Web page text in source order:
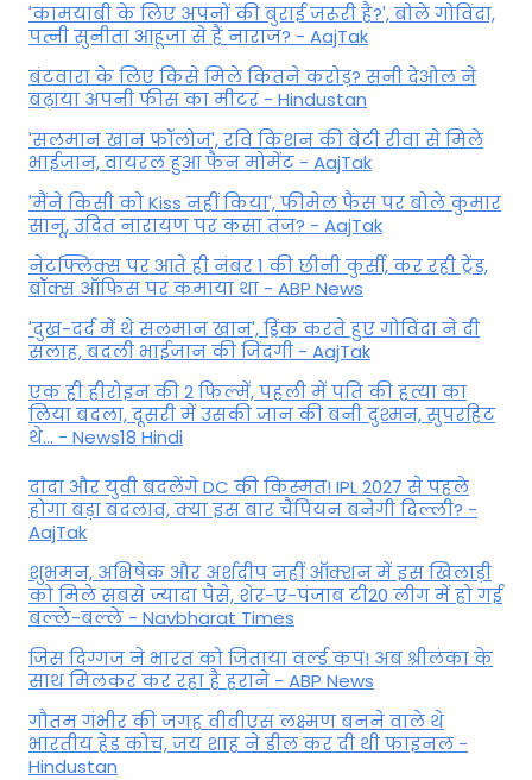
'कामयाबी के लिए अपनों की बुराई जरूरी है?', बोले गोविंदा,
पत्नी सुनीता आहूजा से हैं नाराज? - AajTak
बंटवारा के लिए किसे मिले कितने करोड़? सनी देओल ने
बढ़ाया अपनी फीस का मीटर - Hindustan
'सलमान खान फॉलोज', रवि किशन की बेटी रीवा से मिले
भाईजान, वायरल हुआ फैन मोमेंट - AajTak
'मैंने किसी को Kiss नहीं किया', फीमेल फैंस पर बोले कुमार
सानू, उदित नारायण पर कसा तंज? - AajTak
नेटफ्लिक्स पर आते ही नंबर 1 की छीनी कुर्सी, कर रही ट्रेंड,
बॉक्स ऑफिस पर कमाया था - ABP News
'दुख-दर्द में थे सलमान खान', ड्रिंक करते हुए गोविंदा ने दी
सलाह, बदली भाईजान की जिंदगी - AajTak
एक ही हीरोइन की 2 फिल्में, पहली में पति की हत्या का
लिया बदला, दूसरी में उसकी जान की बनी दुश्मन, सुपरहिट
थे... - News18 Hindi
दादा और युवी बदलेंगे DC की किस्मत! IPL 2027 से पहले
होगा बड़ा बदलाव, क्या इस बार चैंपियन बनेगी दिल्ली? -
AajTak
शुभमन, अभिषेक और अर्शदीप नहीं ऑक्शन में इस खिलाड़ी
को मिले सबसे ज्यादा पैसे, शेर-ए-पंजाब टी20 लीग में हो गई
बल्ले-बल्ले - Navbharat Times
जिस दिग्गज ने भारत को जिताया वर्ल्ड कप! अब श्रीलंका के
साथ मिलकर कर रहा है हराने - ABP News
गौतम गंभीर की जगह वीवीएस लक्ष्मण बनने वाले थे
भारतीय हेड कोच, जय शाह ने डील कर दी थी फाइनल -
Hindustan